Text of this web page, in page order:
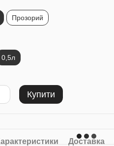
Прозорий
0,5л
Купити
Доставка